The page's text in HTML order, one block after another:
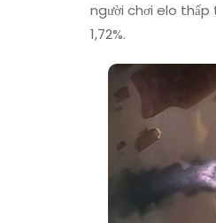
người chơi elo thấp
1,72%.